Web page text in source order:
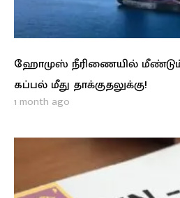
ஹோமுஸ் நீரிணையில் மீண்டும்
கப்பல் மீது தாக்குதலுக்கு!
1 month ago